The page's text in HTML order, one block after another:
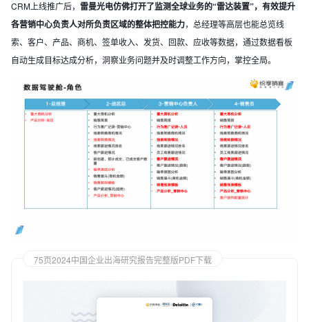
CRM上线推广后， 雷曼光电仿佛打开了监测全球业务的“雷达装置”，有效提升
各营销中心负责人对所负责区域的整体把控能力，总经理等高层也能总览线
索、客户、产品、商机、签单收入、发货、回款、应收等数据，通过数据看板
自动生成目标达成分析，洞察业务问题并及时调整工作方向，掌控全局。
75页2024中国企业出海研究报告完整版PDF下载